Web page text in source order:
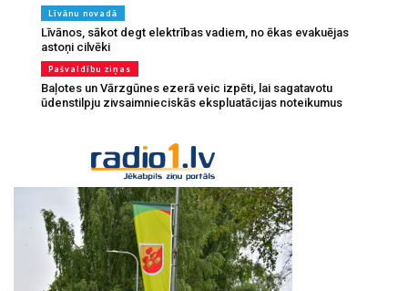
Līvānu novadā
Līvānos, sākot degt elektrības vadiem, no ēkas evakuējas
astoņi cilvēki
Pašvaldību ziņas
Baļotes un Vārzgūnes ezerā veic izpēti, lai sagatavotu
ūdenstilpju zivsaimnieciskās ekspluatācijas noteikumus